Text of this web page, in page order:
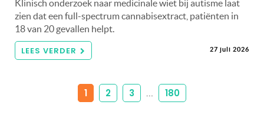
Klinisch onderzoek naar medicinale wiet bij autisme laat
zien dat een full-spectrum cannabisextract, patiënten in
18 van 20 gevallen helpt.
LEES VERDER 27 juli 2026
1 2 3 180